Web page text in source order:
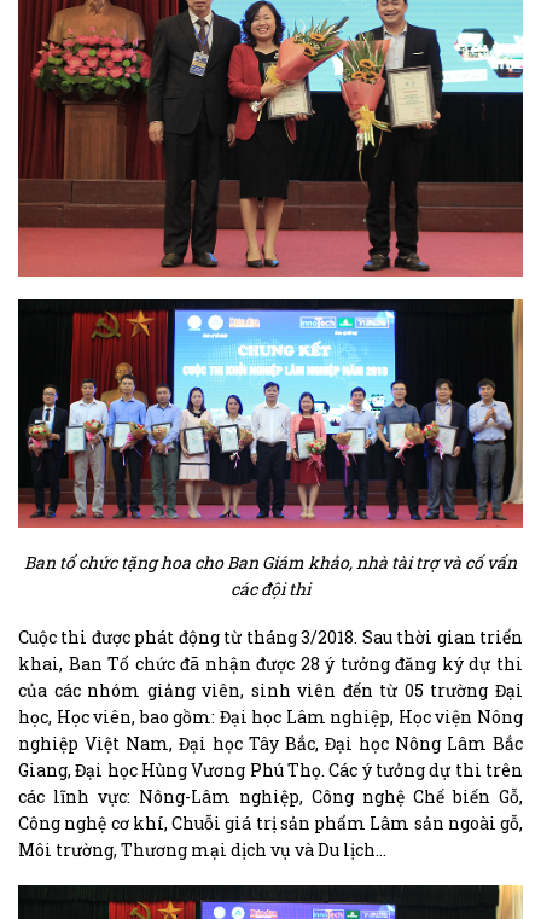
Ban tổ chức tặng hoa cho Ban Giám khảo, nhà tài trợ và cố vấn
các đội thi
Cuộc thi được phát động từ tháng 3/2018. Sau thời gian triển
khai, Ban Tổ chức đã nhận được 28 ý tưởng đăng ký dự thi
của các nhóm giảng viên, sinh viên đến từ 05 trường Đại
học, Học viên, bao gồm: Đại học Lâm nghiệp, Học viện Nông
nghiệp Việt Nam, Đại học Tây Bắc, Đại học Nông Lâm Bắc
Giang, Đại học Hùng Vương Phú Thọ. Các ý tưởng dự thi trên
các lĩnh vực: Nông-Lâm nghiệp, Công nghệ Chế biến Gỗ,
Công nghệ cơ khí, Chuỗi giá trị sản phẩm Lâm sản ngoài gỗ,
Môi trường, Thương mại dịch vụ và Du lịch…